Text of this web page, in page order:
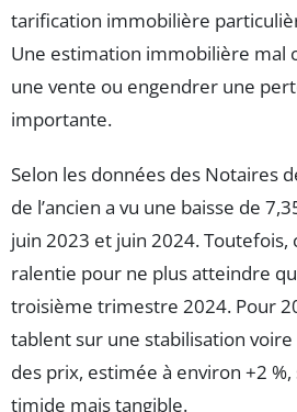
tarification immobilière
Une estimation immobilière mal
une vente ou engendrer une
importante.
Selon les données des Notaires
de l’ancien a vu une baisse de
juin 2023 et juin 2024. Toutefois,
ralentie pour ne plus atteindre
troisième trimestre 2024. Pour
tablent sur une stabilisation
des prix, estimée à environ +2 %,
timide mais tangible.